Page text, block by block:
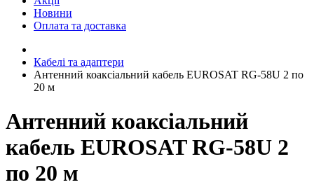
Новини
Оплата та доставка
Кабелі та адаптери
Антенний коаксіальний кабель EUROSAT RG-58U 2 по
20 м
Антенний коаксіальний
кабель EUROSAT RG-58U 2
по 20 м